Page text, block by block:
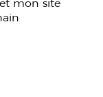
mon site